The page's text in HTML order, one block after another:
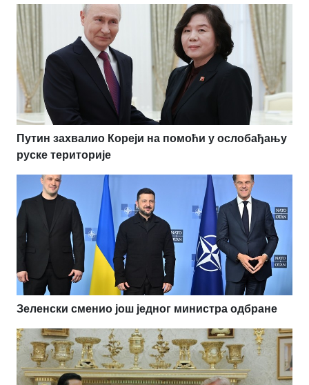
Путин захвалио Кореји на помоћи у ослобађању
руске територије
Зеленски сменио још једног министра одбране